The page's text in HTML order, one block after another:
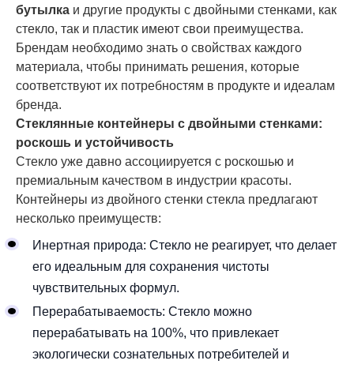
бутылка и другие продукты с двойными стенками, как
стекло, так и пластик имеют свои преимущества.
Брендам необходимо знать о свойствах каждого
материала, чтобы принимать решения, которые
соответствуют их потребностям в продукте и идеалам
бренда.
Стеклянные контейнеры с двойными стенками:
роскошь и устойчивость
Стекло уже давно ассоциируется с роскошью и
премиальным качеством в индустрии красоты.
Контейнеры из двойного стенки стекла предлагают
несколько преимуществ:
Инертная природа: Стекло не реагирует, что делает
его идеальным для сохранения чистоты
чувствительных формул.
Перерабатываемость: Стекло можно
перерабатывать на 100%, что привлекает
экологически сознательных потребителей и